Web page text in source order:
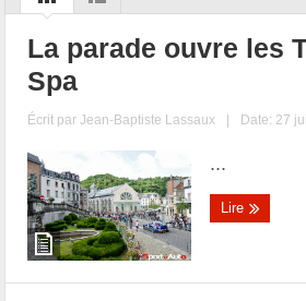
La parade ouvre les
Spa
Écrit parJean-Baptiste Lassaux | Date: 27
...
Lire